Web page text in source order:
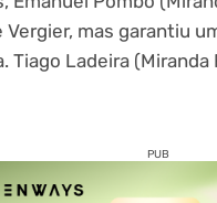
Vergier, mas garantiu
Ladeira (Miranda
PUB